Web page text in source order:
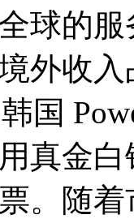
球的
外收
国
真金
。随